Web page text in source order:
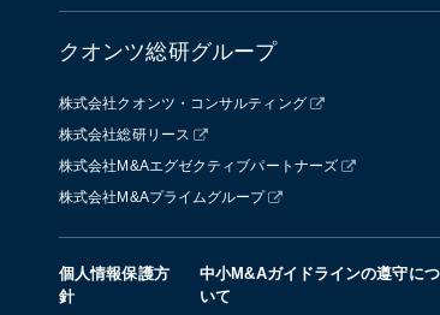
クオンツ総研グループ
株式会社クオンツ・コンサルティング
株式会社総研リース
株式会社M&Aエグゼクティブパートナーズ
株式会社M&Aプライムグループ
個人情報保護方
針
中小M&Aガイドラインの遵守につ
いて